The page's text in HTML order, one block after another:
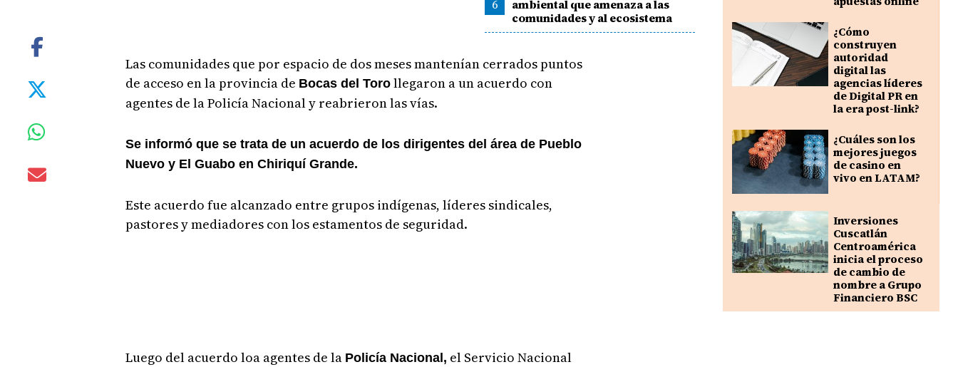
6
ambiental que amenaza a las
comunidades y al ecosistema
Las comunidades que por espacio de dos meses mantenían cerrados puntos
de acceso en la provincia de Bocas del Torollegaron a un acuerdo con
agentes de la Policía Nacional y reabrieron las vías.
Se informó que se trata de un acuerdo de los dirigentes del área de Pueblo
Nuevo y El Guabo en Chiriquí Grande.
Este acuerdo fue alcanzado entre grupos indígenas, líderes sindicales,
pastores y mediadores con los estamentos de seguridad.
Luego del acuerdo loa agentes de la Policía Nacional, el Servicio Nacional
¿Cómo
construyen
autoridad
digital las
agencias líderes
de Digital PR en
la era post-link?
¿Cuáles son los
mejores juegos
de casino en
vivo en LATAM?
Inversiones
Cuscatlán
Centroamérica
inicia el proceso
de cambio de
nombre a Grupo
Financiero BSC